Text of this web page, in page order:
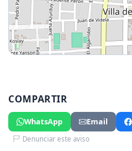
COMPARTIR
WhatsApp Email
Denunciar este aviso